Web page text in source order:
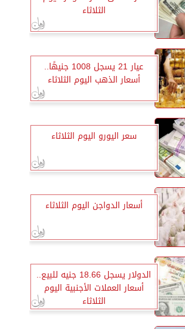
الثلاثاء
عيار 21 يسجل 1008 جنيهًا..
أسعار الذهب اليوم الثلاثاء
سعر اليورو اليوم الثلاثاء
أسعار الدواجن اليوم الثلاثاء
الدولار يسجل 18.66 جنيه للبيع..
أسعار العملات الأجنبية اليوم
الثلاثاء